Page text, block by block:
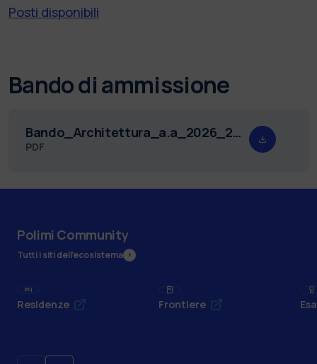
Posti disponibili
Bando di ammissione
Bando_Architettura_a.a_2026_2027.pdf
PDF
Polimi Community
Tutti i siti dell’ecosistema
Residenze Frontiere